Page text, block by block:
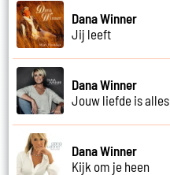
Dana Winner
Jij leeft
Dana Winner
Jouw liefde is alles
Dana Winner
Kijk om je heen